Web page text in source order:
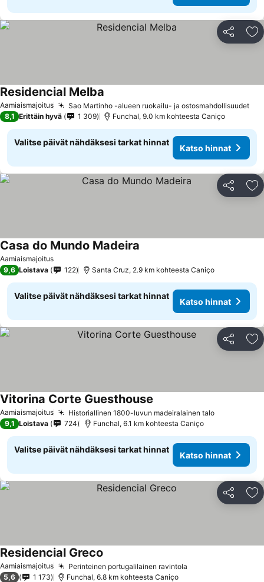
Jaa
Aamiaismajoitus Sao Martinho -alueen ruokailu- ja ostosmahdollisuudet
Residencial Melba
8,1 Erittäin hyvä 1 309 Funchal, 9.0 km kohteesta Caniço
Valitse päivät nähdäksesi tarkat hinnat
Katso hinnat
Jaa
Aamiaismajoitus
Casa do Mundo Madeira
9,6 Loistava 122 Santa Cruz, 2.9 km kohteesta Caniço
Valitse päivät nähdäksesi tarkat hinnat
Katso hinnat
Jaa
Aamiaismajoitus Historiallinen 1800-luvun madeiralainen talo
Vitorina Corte Guesthouse
9,1 Loistava 724 Funchal, 6.1 km kohteesta Caniço
Valitse päivät nähdäksesi tarkat hinnat
Katso hinnat
Jaa
Aamiaismajoitus Perinteinen portugalilainen ravintola
Residencial Greco
5,6 1 173 Funchal, 6.8 km kohteesta Caniço